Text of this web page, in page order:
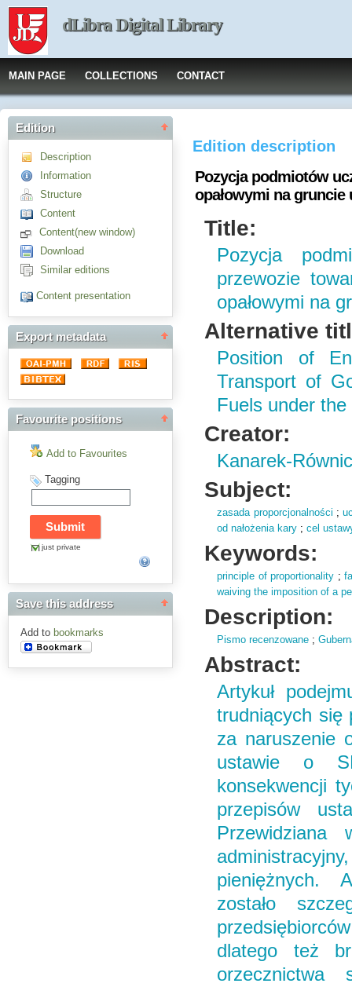
dLibra Digital Library
MAIN PAGE COLLECTIONS CONTACT
Edition
Description
Information
Structure
Content
Content(new window)
Download
Similar editions
Content presentation
Export metadata
Favourite positions
Add to Favourites
Tagging
just private
Save this address
Add to bookmarks
Edition description
Pozycja podmiotów
opałowymi na gruncie
Title:
Pozycja
przewozie
opałowymi na
Alternative
Position of
Transport of
Fuels under
Creator:
Kanarek-
Subject:
zasada proporcjonalności ;
od nałożenia kary ;cel
Keywords:
principle of proportionality ;
waiving the imposition of a
Description:
Pismo recenzowane ;
Abstract:
Artykuł
trudniących się
za naruszenie
ustawie o
konsekwencji
przepisów
pieniężnych.
zostało
dlatego też
orzecznictwa